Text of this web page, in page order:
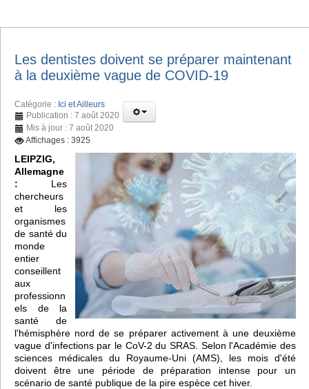
Les dentistes doivent se préparer maintenant
à la deuxième vague de COVID-19
Catégorie : Ici et Ailleurs
Publication : 7 août 2020
Mis à jour : 7 août 2020
Affichages : 3925
LEIPZIG,
Allemagne
: Les
chercheurs
et les
organismes
de santé du
monde
entier
conseillent
aux
professionn
els de la
santé de
l'hémisphère nord de se préparer activement à une deuxième
vague d'infections par le CoV-2 du SRAS. Selon l'Académie des
sciences médicales du Royaume-Uni (AMS), les mois d'été
doivent être une période de préparation intense pour un
scénario de santé publique de la pire espèce cet hiver.